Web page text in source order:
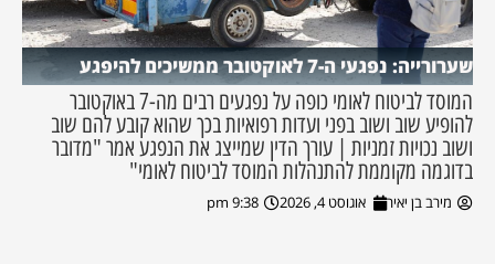
שערורייה: נפגעי ה-7 לאוקטובר ממשיכים להיפגע
המוסד לביטוח לאומי כופה על נפגעים רבים מה-7 באוקטובר
להופיע שוב ושוב בפני ועדות רפואיות בכך שהוא קובע להם שוב
ושוב נכויות זמניות | עורך הדין שמייצג את הנפגע אמר "מדובר
בדוגמה מקוממת להתנהלות המוסד לביטוח לאומי"
מירב בן יאיר אוגוסט 4, 2026 9:38 pm